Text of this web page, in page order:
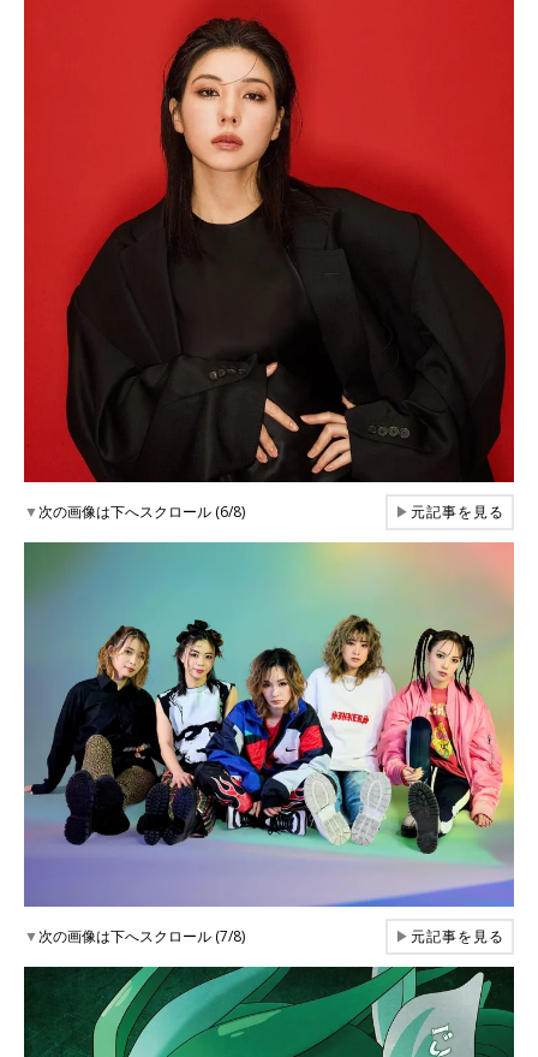
▼次の画像は下へスクロール (6/8) ▶元記事を見る
▼次の画像は下へスクロール (7/8) ▶元記事を見る